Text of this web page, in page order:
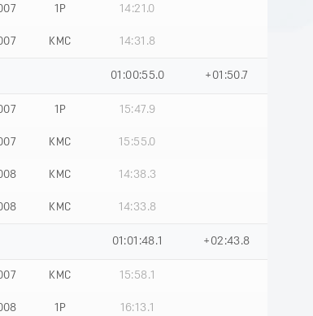
1Р 14:21.0
КМС 14:31.8
01:00:55.0 +01:50.7
1Р 15:47.9
КМС 15:55.0
КМС 14:38.3
КМС 14:33.8
01:01:48.1 +02:43.8
КМС 15:58.1
1Р 16:13.1